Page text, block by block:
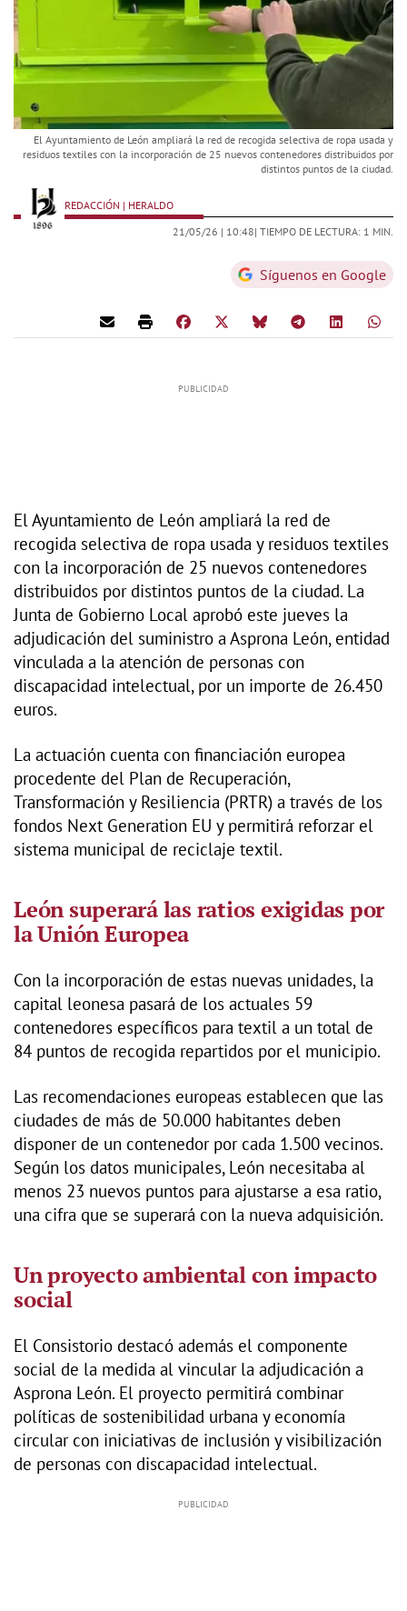
El Ayuntamiento de León ampliará la red de recogida selectiva de ropa usada y
residuos textiles con la incorporación de 25 nuevos contenedores distribuidos por
distintos puntos de la ciudad.
REDACCIÓN | HERALDO
21/05/26 | 10:48| TIEMPO DE LECTURA: 1 MIN.
Síguenos en Google
El Ayuntamiento de León ampliará la red de
recogida selectiva de ropa usada y residuos textiles
con la incorporación de 25 nuevos contenedores
distribuidos por distintos puntos de la ciudad. La
Junta de Gobierno Local aprobó este jueves la
adjudicación del suministro a Asprona León, entidad
vinculada a la atención de personas con
discapacidad intelectual, por un importe de 26.450
euros.
La actuación cuenta con financiación europea
procedente del Plan de Recuperación,
Transformación y Resiliencia (PRTR) a través de los
fondos Next Generation EU y permitirá reforzar el
sistema municipal de reciclaje textil.
León superará las ratios exigidas por
la Unión Europea
Con la incorporación de estas nuevas unidades, la
capital leonesa pasará de los actuales 59
contenedores específicos para textil a un total de
84 puntos de recogida repartidos por el municipio.
Las recomendaciones europeas establecen que las
ciudades de más de 50.000 habitantes deben
disponer de un contenedor por cada 1.500 vecinos.
Según los datos municipales, León necesitaba al
menos 23 nuevos puntos para ajustarse a esa ratio,
una cifra que se superará con la nueva adquisición.
Un proyecto ambiental con impacto
social
El Consistorio destacó además el componente
social de la medida al vincular la adjudicación a
Asprona León. El proyecto permitirá combinar
políticas de sostenibilidad urbana y economía
circular con iniciativas de inclusión y visibilización
de personas con discapacidad intelectual.